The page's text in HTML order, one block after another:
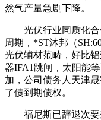
然气产量急剧下降。
光伏行业同质化合
周期，*ST沐邦（
光伏辅材范畴，好比
器IFA1跳闸，太阳能
加，公司债务人天津
了债到期债权。
福尼斯已辞退次要